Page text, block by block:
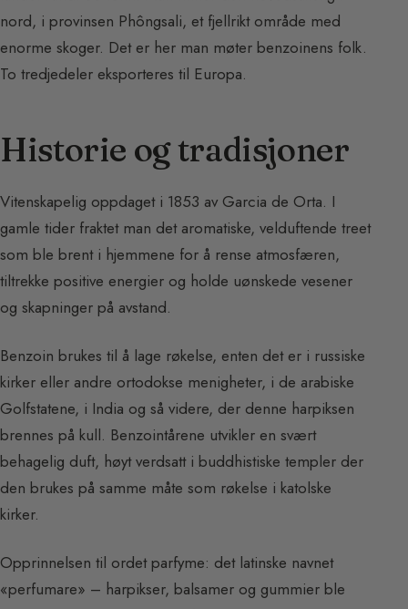
nord, i provinsen Phôngsali, et fjellrikt område med
enorme skoger. Det er her man møter benzoinens folk.
To tredjedeler eksporteres til Europa.
Historie og tradisjoner
Vitenskapelig oppdaget i 1853 av Garcia de Orta. I
gamle tider fraktet man det aromatiske, velduftende treet
som ble brent i hjemmene for å rense atmosfæren,
tiltrekke positive energier og holde uønskede vesener
og skapninger på avstand.
Benzoin brukes til å lage røkelse, enten det er i russiske
kirker eller andre ortodokse menigheter, i de arabiske
Golfstatene, i India og så videre, der denne harpiksen
brennes på kull. Benzointårene utvikler en svært
behagelig duft, høyt verdsatt i buddhistiske templer der
den brukes på samme måte som røkelse i katolske
kirker.
Opprinnelsen til ordet parfyme: det latinske navnet
«perfumare» – harpikser, balsamer og gummier ble